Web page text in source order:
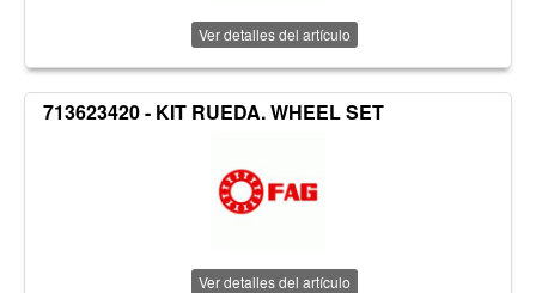
Ver detalles del artículo
713623420 - KIT RUEDA. WHEEL SET
Ver detalles del artículo